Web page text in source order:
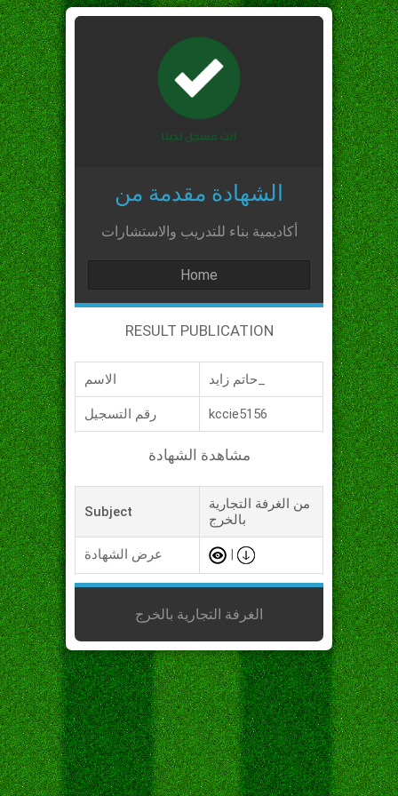
الشهادة مقدمة من
أكاديمية بناء للتدريب والاستشارات
Home
RESULT PUBLICATION
الاسم
رقم التسجيل kccie5156
مشاهدة الشهادة
Subject
من الغرفة التجارية
بالخرج
عرض الشهادة
الغرفة التجارية بالخرج